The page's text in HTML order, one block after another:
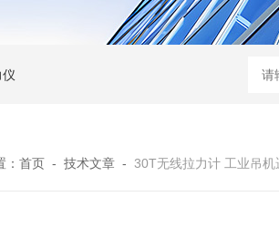
：首页 -技术文章 -30T无线拉力计 工业吊机遥